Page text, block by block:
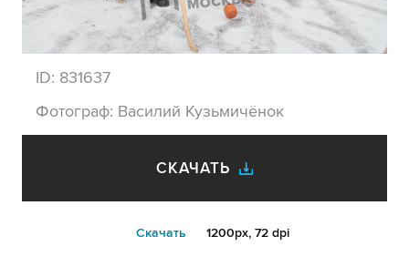
ID: 831637
Фотограф: Василий Кузьмичёнок
СКАЧАТЬ
Cкачать 1200px, 72 dpi